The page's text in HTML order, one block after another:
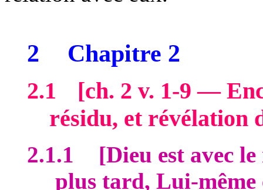
2 Chapitre 2
2.1 [ch. 2 v. 1-9 —
résidu, et révélation
2.1.1
[Dieu est avec
plus tard, Lui-même